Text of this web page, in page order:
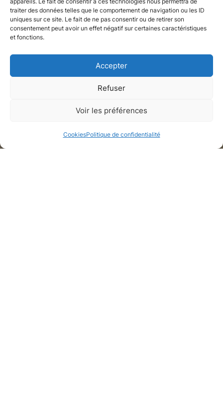
traiter des données telles que le comportement de navigation ou les ID
uniques sur ce site. Le fait de ne pas consentir ou de retirer son
consentement peut avoir un effet négatif sur certaines caractéristiques
et fonctions.
Accepter
Refuser
Voir les préférences
CookiesPolitique de confidentialité